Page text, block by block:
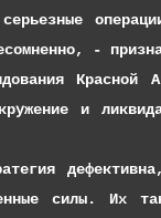
-
Красной
и
силы. Их